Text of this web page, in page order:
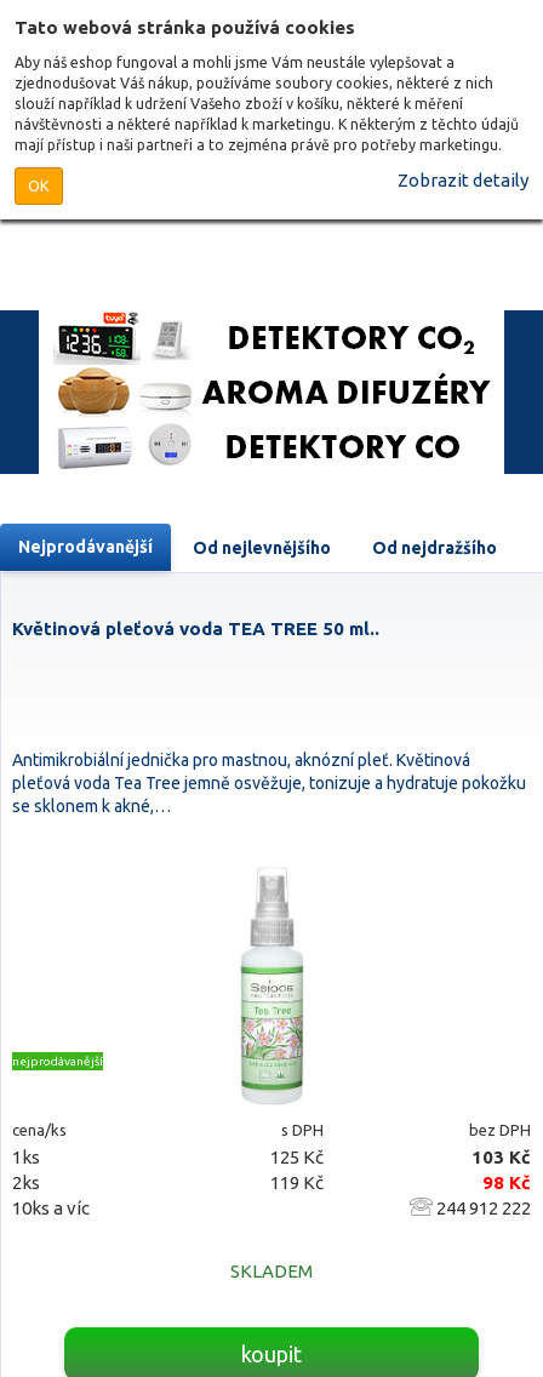
Tato webová stránka používá cookies
Aby náš eshop fungoval a mohli jsme Vám neustále vylepšovat a
zjednodušovat Váš nákup, používáme soubory cookies, některé z nich
slouží například k udržení Vašeho zboží v košíku, některé k měření
návštěvnosti a některé například k marketingu. K některým z těchto údajů
mají přístup i naši partneři a to zejména právě pro potřeby marketingu.
OK Zobrazit detaily
Nejprodávanější Od nejlevnějšího Od nejdražšího
Květinová pleťová voda TEA TREE 50 ml..
Antimikrobiální jednička pro mastnou, aknózní pleť. Květinová
pleťová voda Tea Tree jemně osvěžuje, tonizuje a hydratuje pokožku
se sklonem k akné,…
nejprodávanější
cena/ks s DPH bez DPH
1ks 125 Kč
103 Kč
2ks
119 Kč
98 Kč
10ks a víc
244 912 222
SKLADEM
koupit